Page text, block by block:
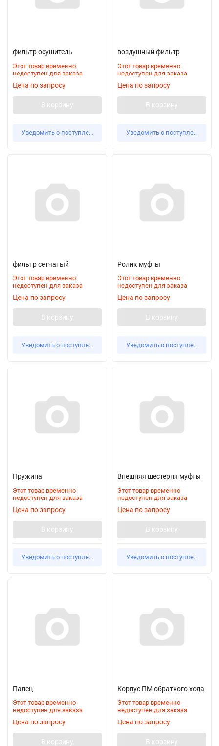
фильтр осушитель
Этот товар временно
недоступен для заказа
Цена по запросу
В корзину
Уведомить о поступлении
воздушный фильтр
Этот товар временно
недоступен для заказа
Цена по запросу
В корзину
Уведомить о поступлении
фильтр сетчатый
Этот товар временно
недоступен для заказа
Цена по запросу
В корзину
Уведомить о поступлении
Ролик муфты
Этот товар временно
недоступен для заказа
Цена по запросу
В корзину
Уведомить о поступлении
Пружина
Этот товар временно
недоступен для заказа
Цена по запросу
В корзину
Уведомить о поступлении
Внешняя шестерня муфты
Этот товар временно
недоступен для заказа
Цена по запросу
В корзину
Уведомить о поступлении
Палец
Этот товар временно
недоступен для заказа
Цена по запросу
В корзину
Корпус ПМ обратного хода
Этот товар временно
недоступен для заказа
Цена по запросу
В корзину